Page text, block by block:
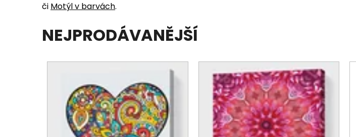
či Motýl v barvách.
NEJPRODÁVANĚJŠÍ